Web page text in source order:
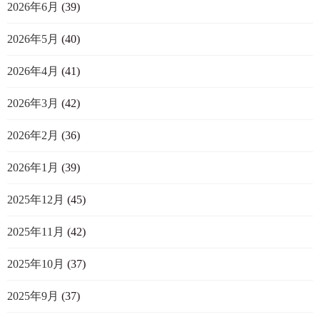
2026年6月 (39)
2026年5月 (40)
2026年4月 (41)
2026年3月 (42)
2026年2月 (36)
2026年1月 (39)
2025年12月 (45)
2025年11月 (42)
2025年10月 (37)
2025年9月 (37)